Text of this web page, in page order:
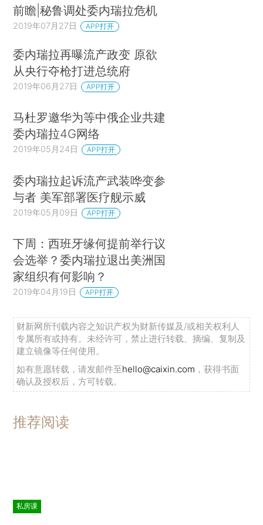
前瞻|秘鲁调处委内瑞拉危机
2019年07月27日 APP打开
委内瑞拉再曝流产政变 原欲
从央行夺枪打进总统府
2019年06月27日 APP打开
马杜罗邀华为等中俄企业共建
委内瑞拉4G网络
2019年05月24日 APP打开
委内瑞拉起诉流产武装哗变参
与者 美军部署医疗舰示威
2019年05月09日 APP打开
下周：西班牙缘何提前举行议
会选举？委内瑞拉退出美洲国
家组织有何影响？
2019年04月19日 APP打开
财新网所刊载内容之知识产权为财新传媒及/或相关权利人
专属所有或持有。未经许可，禁止进行转载、摘编、复制及
建立镜像等任何使用。
如有意愿转载，请发邮件至hello@caixin.com ，获得书面
确认及授权后，方可转载。
推荐阅读
私房课